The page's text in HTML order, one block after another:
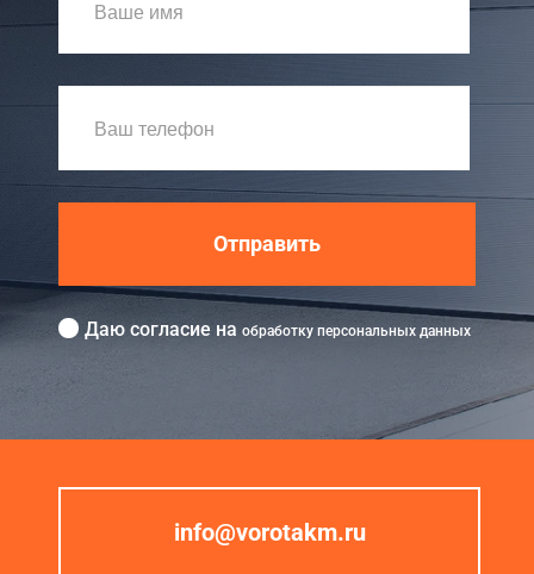
Отправить
Даю согласие на обработку персональных данных
info@vorotakm.ru